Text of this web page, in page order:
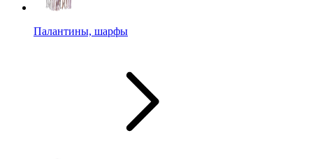
Палантины, шарфы